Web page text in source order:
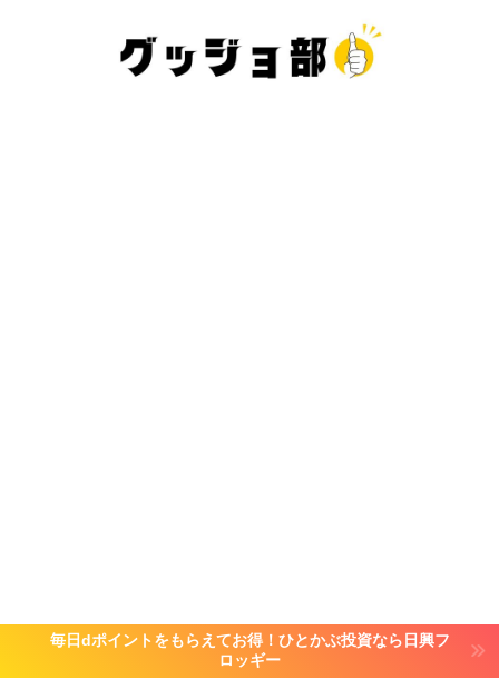
毎日dポイントをもらえてお得！ひとかぶ投資なら日興フ
ロッギー